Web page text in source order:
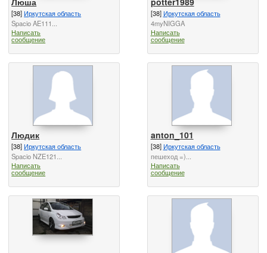
[38]Иркутская область
Spacio AE111...
Написать
сообщение
[38]Иркутская область
4myNIGGA
Написать
сообщение
Людик
[38]Иркутская область
Spacio NZE121...
Написать
сообщение
anton_101
[38]Иркутская область
пешеход =)...
Написать
сообщение